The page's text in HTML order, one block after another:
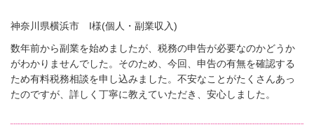
神奈川県横浜市 I様(個人・副業収入)
数年前から副業を始めましたが、税務の申告が必要なのかどうか
がわかりませんでした。そのため、今回、申告の有無を確認する
ため有料税務相談を申し込みました。不安なことがたくさんあっ
たのですが、詳しく丁寧に教えていただき、安心しました。